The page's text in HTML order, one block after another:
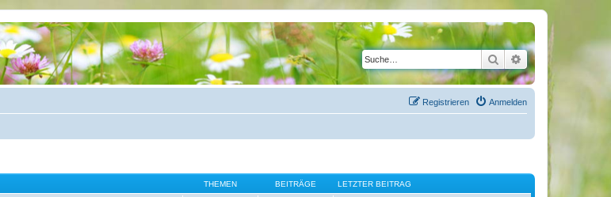
SucheErweiterte Suche
Anmelden
Registrieren
THEMEN BEITRÄGE LETZTER BEITRAG